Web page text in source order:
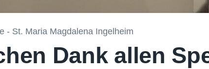
- St. Maria Magdalena Ingelheim
Dank allen